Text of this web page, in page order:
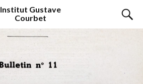
Institut Gustave
Courbet